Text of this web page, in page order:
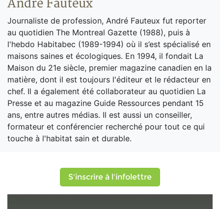
André Fauteux
Journaliste de profession, André Fauteux fut reporter
au quotidien The Montreal Gazette (1988), puis à
l'hebdo Habitabec (1989-1994) où il s’est spécialisé en
maisons saines et écologiques. En 1994, il fondait La
Maison du 21e siècle, premier magazine canadien en la
matière, dont il est toujours l'éditeur et le rédacteur en
chef. Il a également été collaborateur au quotidien La
Presse et au magazine Guide Ressources pendant 15
ans, entre autres médias. Il est aussi un conseiller,
formateur et conférencier recherché pour tout ce qui
touche à l'habitat sain et durable.
S'inscrire à l'infolettre